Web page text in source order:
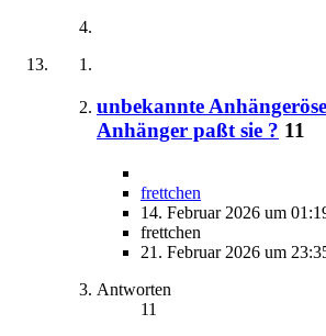
unbekannte
Anhänger paßt sie ? 11
frettchen
14. Februar 2026 um
frettchen
21. Februar 2026 um
Antworten
11